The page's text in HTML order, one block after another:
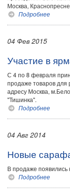
Москва,
Подробнее
04 Фев 2015
Участие в
С 4 по 8 февраля
продаже товаров для
адресу Москва,
"Тишинка".
Подробнее
04 Авг 2014
Новые
В продаже
Подробнее